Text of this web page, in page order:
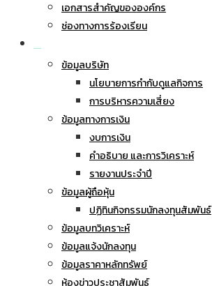
เอกสารสำคัญขององค์กร
ช่องทางการร้องเรียน
ข้อมูลบริษัท
นโยบายการกำกับดูแลกิจการ
การบริหารความเสี่ยง
ข้อมูลทางการเงิน
งบการเงิน
คำอธิบาย และการวิเคราะห์
รายงานประจำปี
ข้อมูลผู้ถือหุ้น
ปฏิทินกิจกรรมนักลงทุนสัมพันธ์
ข้อมูลบทวิเคราะห์
ข้อมูลแจ้งนักลงทุน
ข้อมูลราคาหลักทรัพย์
ห้องข่าวประชาสัมพันธ์